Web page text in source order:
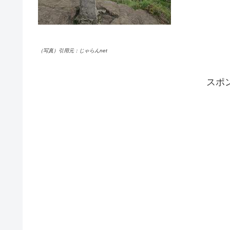
（写真）引用元：じゃらんnet
スポ